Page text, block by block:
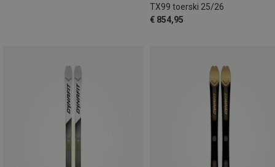
TX99 toerski 25/26
€ 854,95